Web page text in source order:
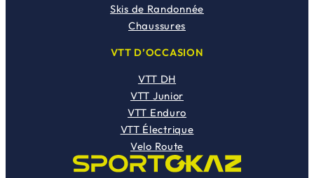
Skis de Randonnée
Chaussures
VTT D’OCCASION
VTT DH
VTT Junior
VTT Enduro
VTT Électrique
Velo Route